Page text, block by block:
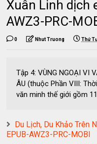
Xuân Linh dịch
AWZ3-PRC-
0 Nhut Truong Thứ
Tập 4: VÙNG NGOẠI VI
ÂU (thuộc Phần VIII:
văn minh thế giới gồm
Du Lịch, Du Khảo Trên
EPUB-AWZ3-PRC-MOBI